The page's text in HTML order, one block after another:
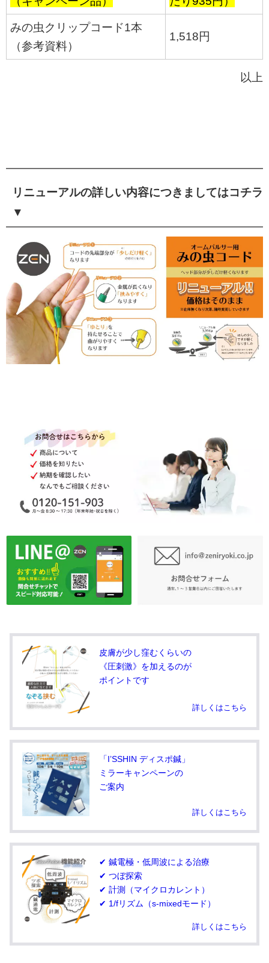
みの虫クリップコード1本
（参考資料）
1,518円
以上
リニューアルの詳しい内容につきましてはコチラ
▼
皮膚が少し窪むくらいの
《圧刺激》を加えるのが
ポイントです
詳しくはこちら
「I’SSHIN ディスポ鍼」
ミラーキャンペーンの
ご案内
詳しくはこちら
✔ 鍼電極・低周波による治療
✔ つぼ探索
✔ 計測（マイクロカレント）
✔ 1/fリズム（s-mixedモード）
詳しくはこちら